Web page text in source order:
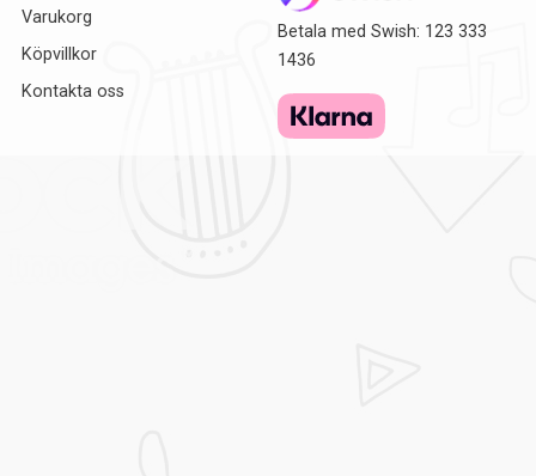
Varukorg
Köpvillkor
Kontakta oss
Betala med Swish: 123 333
1436